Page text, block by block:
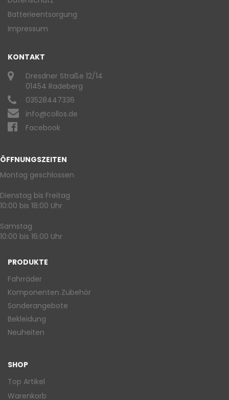
Batterieentsorgung
Impressum
KONTAKT
Dresdner Straße 12/14
01454 Radeberg
03528447336
info@collos.de
Facebook
ÖFFNUNGSZEITEN
Montag geschlossen
Dienstag bis Freitag
10:00 bis 18:00 Uhr
Samstag
10:00 bis 16:00 Uhr
PRODUKTE
Fahrräder
Komponenten Zubehör
Sonderangebote
Bekleidung
Neuheiten
SHOP
Top Artikel
Warenkorb